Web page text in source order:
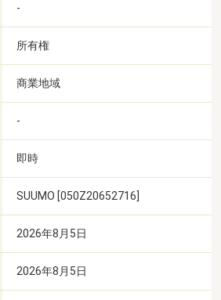
-
所有権
商業地域
-
即時
SUUMO [050Z20652716]
2026年8月5日
2026年8月5日